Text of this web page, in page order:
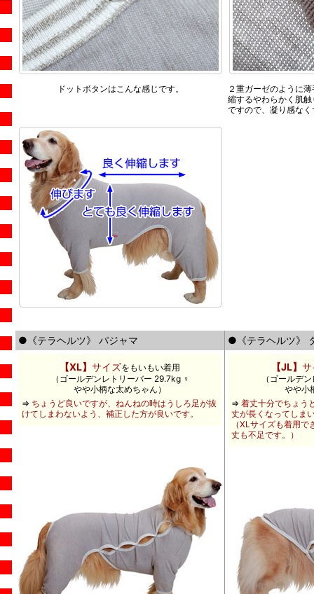
ドットボタンはこんな感じです。
２重ガーゼのように
縮するやわらかく肌
ですので、凝り感な
●《テラヘルツ》 パジャマ ●《テラヘルツ》
【XL】 サイズをもいもい着用
（ゴールデンレトリーバー 29.7kg ♀
やや小柄な太めちゃん）
⇒ ちょうど良いですが、ねんねの時はうしろ足が抜
けてしまわないよう、補正した方が良いです。
【JL】 サ
（ゴールデ
やや小
⇒ 着丈十分でちょう
丈が長くなってしま
（XLサイズも着用
丈も不足です。）